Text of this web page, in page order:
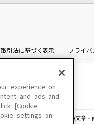
引法に基づく表示
プライバ
サイトに掲載されている一切の文章
experience on
and ads and
[Cookie
settings on